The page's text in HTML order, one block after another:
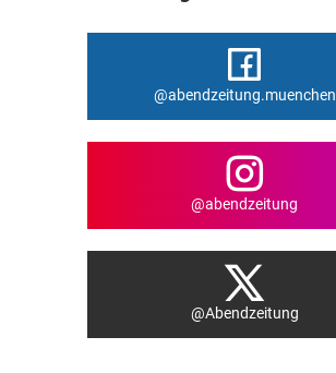
@abendzeitung.muenchen
@abendzeitung
@Abendzeitung